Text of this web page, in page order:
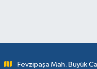
Fevzipaşa Mah. Büyük